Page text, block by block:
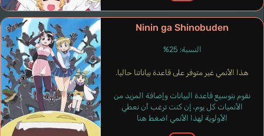
Ninin ga Shinobuden
النسبة: 25%
هذا الأنمي غير متوفر على قاعدة بياناتنا حاليا.
نقوم بتوسيع قاعدة البيانات وإضافة المزيد من
الأنميات كل يوم، إن كنت ترغب أن نعطي
الأولوية لهذا الأنمي اضغط هنا